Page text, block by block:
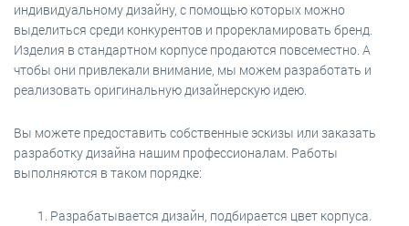
индивидуальному дизайну, с помощью которых можно
выделиться среди конкурентов и прорекламировать бренд.
Изделия в стандартном корпусе продаются повсеместно. А
чтобы они привлекали внимание, мы можем разработать и
реализовать оригинальную дизайнерскую идею.
Вы можете предоставить собственные эскизы или заказать
разработку дизайна нашим профессионалам. Работы
выполняются в таком порядке:
Разрабатывается дизайн, подбирается цвет корпуса.